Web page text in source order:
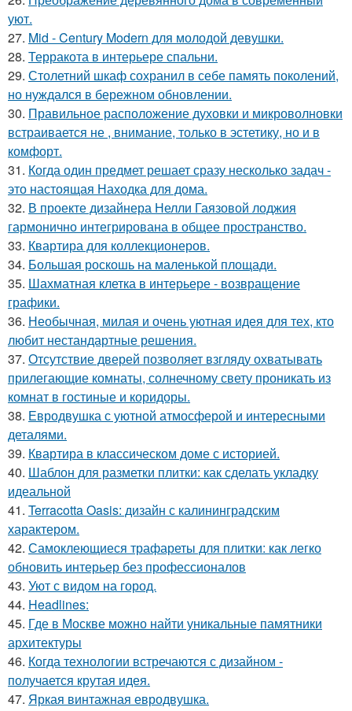
уют.
27. Mid - Century Modern для молодой девушки.
28. Терракота в интерьере спальни.
29. Столетний шкаф сохранил в себе память поколений,
но нуждался в бережном обновлении.
30. Правильное расположение духовки и микроволновки
встраивается не , внимание, только в эстетику, но и в
комфорт.
31. Когда один предмет решает сразу несколько задач -
это настоящая Находка для дома.
32. В проекте дизайнера Нелли Гаязовой лоджия
гармонично интегрирована в общее пространство.
33. Квартира для коллекционеров.
34. Большая роскошь на маленькой площади.
35. Шахматная клетка в интерьере - возвращение
графики.
36. Необычная, милая и очень уютная идея для тех, кто
любит нестандартные решения.
37. Отсутствие дверей позволяет взгляду охватывать
прилегающие комнаты, солнечному свету проникать из
комнат в гостиные и коридоры.
38. Евродвушка с уютной атмосферой и интересными
деталями.
39. Квартира в классическом доме с историей.
40. Шаблон для разметки плитки: как сделать укладку
идеальной
41. Terracotta Oasis: дизайн с калининградским
характером.
42. Самоклеющиеся трафареты для плитки: как легко
обновить интерьер без профессионалов
43. Уют с видом на город.
44. Headlines:
45. Где в Москве можно найти уникальные памятники
архитектуры
46. Когда технологии встречаются с дизайном -
получается крутая идея.
47. Яркая винтажная евродвушка.